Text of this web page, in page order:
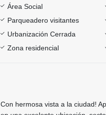
Área Social
Parqueadero visitantes
Urbanización Cerrada
Zona residencial
Con hermosa vista a la ciudad!